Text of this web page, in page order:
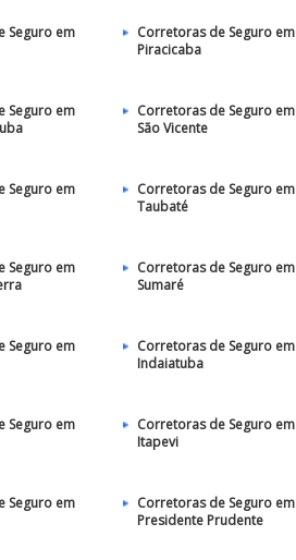
Seguro em
Corretoras de Seguro em
Piracicaba
Seguro em
Corretoras de Seguro em
São Vicente
Seguro em
Corretoras de Seguro em
Taubaté‎
Seguro em
Corretoras de Seguro em
Sumaré
Seguro em
Corretoras de Seguro em
Indaiatuba
Seguro em
Corretoras de Seguro em
Itapevi
Seguro em
Corretoras de Seguro em
Presidente Prudente